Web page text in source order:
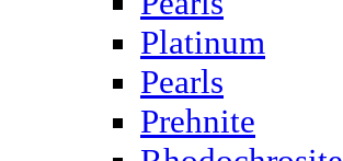
Platinum
Pearls
Prehnite